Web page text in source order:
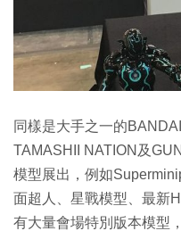
同樣是大手之一的
TAMASHII NATION及
模型展出，例如
面超人、星戰模型、最新
有大量會場特別版本模型